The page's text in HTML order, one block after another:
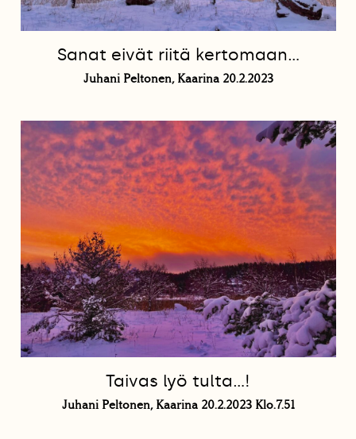
Sanat eivät riitä kertomaan…
Juhani Peltonen, Kaarina 20.2.2023
Taivas lyö tulta…!
Juhani Peltonen, Kaarina 20.2.2023 Klo.7.51